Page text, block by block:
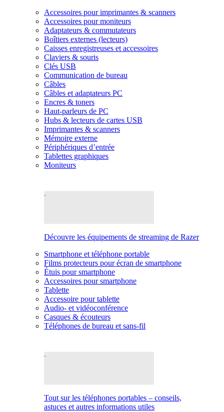
Accessoires pour imprimantes & scanners
Accessoires pour moniteurs
Adaptateurs & commutateurs
Boîtiers externes (lecteurs)
Caisses enregistreuses et accessoires
Claviers & souris
Clés USB
Communication de bureau
Câbles
Câbles et adaptateurs PC
Encres & toners
Haut-parleurs de PC
Hubs & lecteurs de cartes USB
Imprimantes & scanners
Mémoire externe
Périphériques d’entrée
Tablettes graphiques
Moniteurs
Découvre les équipements de streaming de Razer
Smartphone et téléphone portable
Films protecteurs pour écran de smartphone
Étuis pour smartphone
Accessoires pour smartphone
Tablette
Accessoire pour tablette
Audio- et vidéoconférence
Casques & écouteurs
Téléphones de bureau et sans-fil
Tout sur les téléphones portables – conseils,
astuces et autres informations utiles